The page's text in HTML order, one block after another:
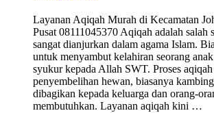
Layanan Aqiqah Murah di Kecamatan
Pusat 08111045370 Aqiqah adalah salah
sangat dianjurkan dalam agama Islam.
untuk menyambut kelahiran seorang
syukur kepada Allah SWT. Proses
penyembelihan hewan, biasanya
dibagikan kepada keluarga dan orang-
membutuhkan. Layanan aqiqah kini …